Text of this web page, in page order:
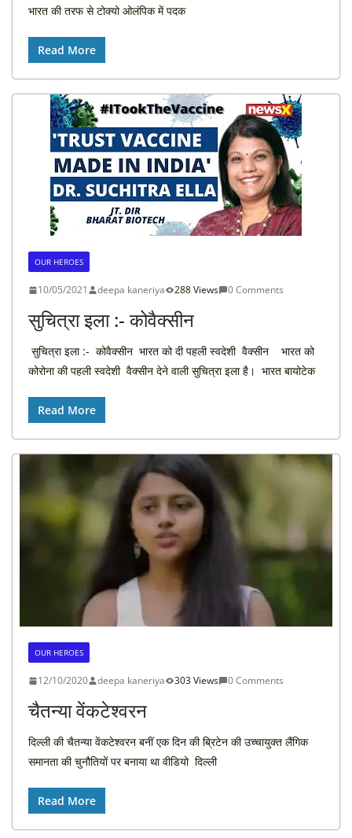
भारत की तरफ से टोक्यो ओलंपिक में पदक
Read More
OUR HEROES
10/05/2021 deepa kaneriya 288 Views 0 Comments
सुचित्रा इला :- कोवैक्सीन
सुचित्रा इला :- कोवैक्सीन भारत को दी पहली स्वदेशी वैक्सीन भारत को
कोरोना की पहली स्वदेशी वैक्सीन देने वाली सुचित्रा इला है। भारत बायोटेक
Read More
OUR HEROES
12/10/2020 deepa kaneriya 303 Views 0 Comments
चैतन्या वेंकटेश्वरन
दिल्ली की चैतन्या वेंकटेश्वरन बनीं एक दिन की ब्रिटेन की उच्चायुक्त लैंगिक
समानता की चुनौतियों पर बनाया था वीडियो दिल्ली
Read More